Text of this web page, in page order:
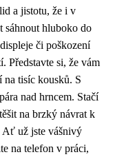
a jistotu, že i v
sáhnout hluboko do
či poškození
Představte si, že vám
na tisíc kousků. S
nad hrncem. Stačí
na brzký návrat k
Ať už jste vášnivý
na telefon v práci,